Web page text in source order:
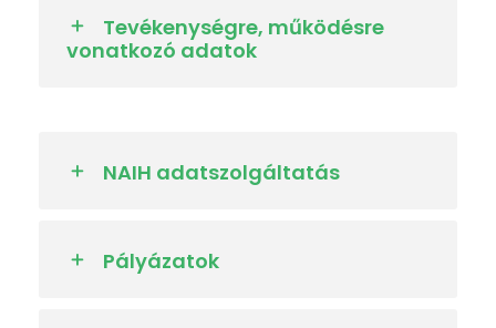
Tevékenységre, működésre
vonatkozó adatok
NAIH adatszolgáltatás
Pályázatok